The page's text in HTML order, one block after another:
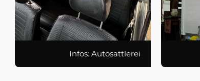
Infos: Autosattlerei